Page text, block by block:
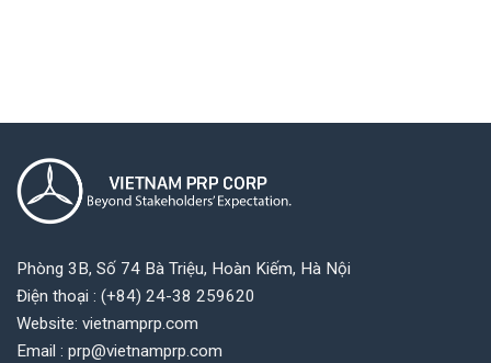
Phòng 3B, Số 74 Bà Triệu, Hoàn Kiếm, Hà Nội
Điện thoại : (+84) 24-38 259620
Website: vietnamprp.com
Email : prp@vietnamprp.com